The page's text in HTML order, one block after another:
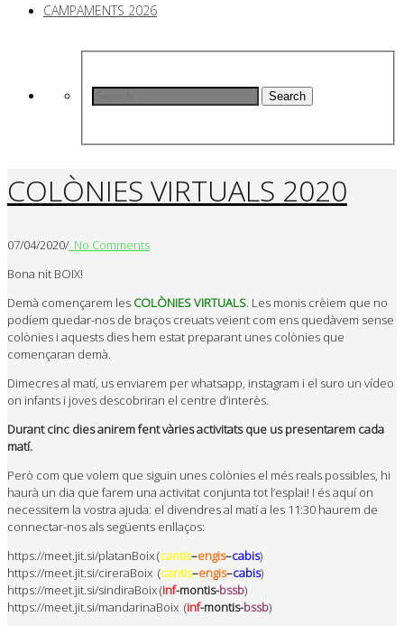
CAMPAMENTS 2026
Search
COLÒNIES VIRTUALS 2020
07/04/2020/ No Comments
Bona nit BOIX!
Demà començarem les COLÒNIES VIRTUALS. Les monis crèiem que no
podíem quedar-nos de braços creuats veient com ens quedàvem sense
colònies i aquests dies hem estat preparant unes colònies que
començaran demà.
Dimecres al matí, us enviarem per whatsapp, instagram i el suro un vídeo
on infants i joves descobriran el centre d’interès.
Durant cinc dies anirem fent vàries activitats que us presentarem cada
matí.
Però com que volem que siguin unes colònies el més reals possibles, hi
haurà un dia que farem una activitat conjunta tot l’esplai! I és aquí on
necessitem la vostra ajuda: el divendres al matí a les 11:30 haurem de
connectar-nos als següents enllaços:
https://meet.jit.si/platanBoix (cantis–engis–cabis)
https://meet.jit.si/cireraBoix (cantis–engis–cabis)
https://meet.jit.si/sindiraBoix (inf-montis-bssb)
https://meet.jit.si/mandarinaBoix (inf-montis-bssb)